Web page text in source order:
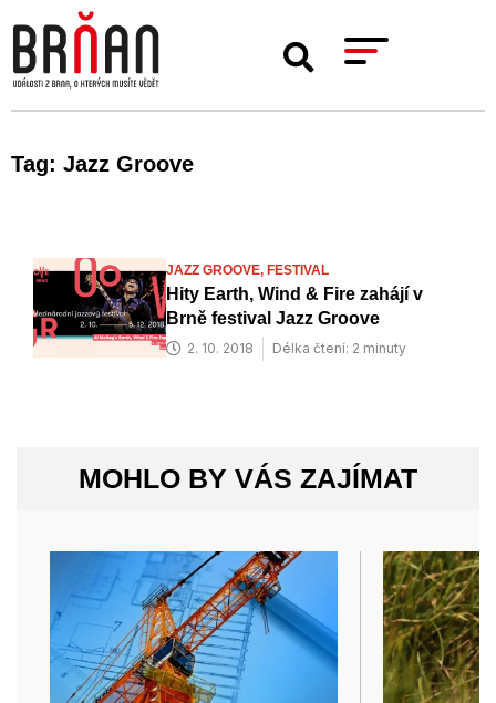
Tag: Jazz Groove
JAZZ GROOVE, FESTIVAL
Hity Earth, Wind & Fire zahájí v
Brně festival Jazz Groove
2. 10. 2018 Délka čtení: 2 minuty
MOHLO BY VÁS ZAJÍMAT